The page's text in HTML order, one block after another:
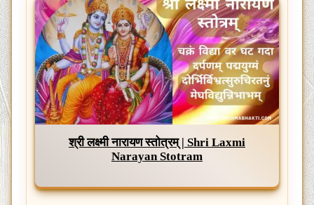
श्री लक्ष्मी नारायण स्तोत्रम् | Shri Laxmi
Narayan Stotram